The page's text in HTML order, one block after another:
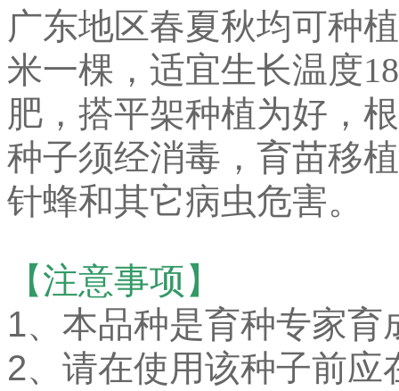
广东地区春夏秋均可种
米一棵，适宜生长温度
肥，搭平架种植为好，
种子须经消毒，育苗移
针蜂和其它病虫危害。
【注意事项】
1、本品种是育种专家
2、请在使用该种子前